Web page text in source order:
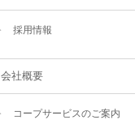
採用情報
会社概要
コープサービスのご案内